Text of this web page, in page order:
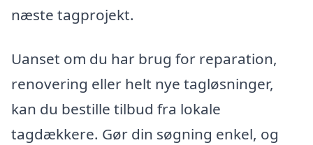
næste tagprojekt.
Uanset om du har brug for reparation,
renovering eller helt nye tagløsninger,
kan du bestille tilbud fra lokale
tagdækkere. Gør din søgning enkel, og